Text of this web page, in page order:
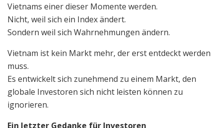
Vietnams einer dieser Momente werden.
Nicht, weil sich ein Index ändert.
Sondern weil sich Wahrnehmungen ändern.
Vietnam ist kein Markt mehr, der erst entdeckt werden
muss.
Es entwickelt sich zunehmend zu einem Markt, den
globale Investoren sich nicht leisten können zu
ignorieren.
Ein letzter Gedanke für Investoren